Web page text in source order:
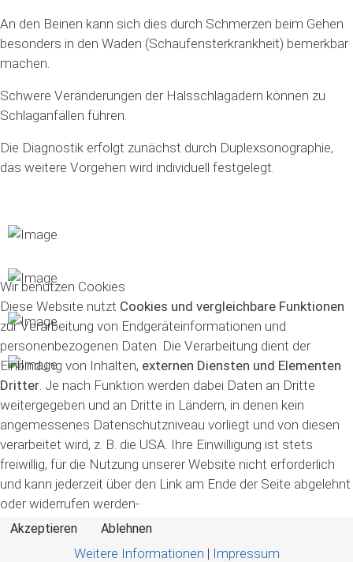
An den Beinen kann sich dies durch Schmerzen beim Gehen
besonders in den Waden (Schaufensterkrankheit) bemerkbar
machen.
Schwere Veränderungen der Halsschlagadern können zu
Schlaganfällen führen.
Die Diagnostik erfolgt zunächst durch Duplexsonographie,
das weitere Vorgehen wird individuell festgelegt.
Wir benutzen Cookies
Diese Website nutzt Cookies und vergleichbare Funktionen
zur Verarbeitung von Endgeräteinformationen und
personenbezogenen Daten. Die Verarbeitung dient der
Einbindung von Inhalten, externen Diensten und Elementen
Dritter . Je nach Funktion werden dabei Daten an Dritte
weitergegeben und an Dritte in Ländern, in denen kein
angemessenes Datenschutzniveau vorliegt und von diesen
verarbeitet wird, z. B. die USA. Ihre Einwilligung ist stets
freiwillig, für die Nutzung unserer Website nicht erforderlich
und kann jederzeit über den Link am Ende der Seite abgelehnt
oder widerrufen werden-
Akzeptieren Ablehnen
Weitere Informationen | Impressum